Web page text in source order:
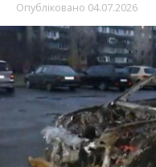
Опубліковано 04.07.2026